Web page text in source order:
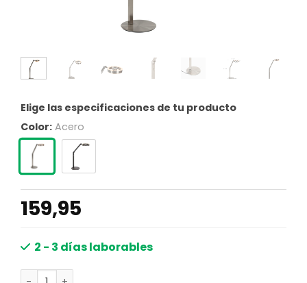
Elige las especificaciones de tu producto
Color: Acero
159,95
2 - 3 días laborables
Lámpara de mesa de acero con doble LED integrado